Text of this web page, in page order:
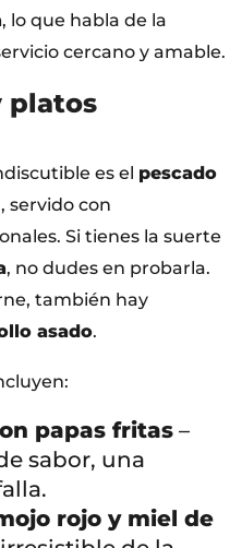
, lo que habla de la
cercano y amable.
platos
es el pescado
servido con
Si tienes la suerte
, no dudes en probarla.
también hay
asado.
papas fritas –
sabor, una
rojo y miel de